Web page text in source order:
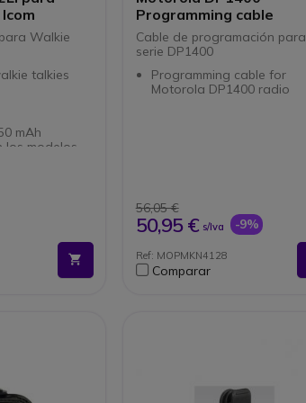
Walkie
talkies
mAh
los modelos
Programming cable
Cable de programación para
serie DP1400
Programming cable for
Motorola DP1400 radio
56,05 €
50,95 € s/Iva -9%
Ref: MOPMKN4128
Comparar